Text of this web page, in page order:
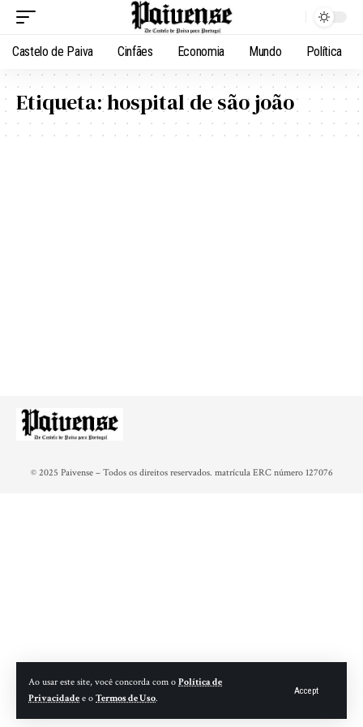
Ao usar este site, você concorda com o Política de
Privacidade e o Termos de Uso.
Accept
Castelo de Paiva Cinfães Economia Mundo Política
Etiqueta:hospital de são joão
© 2025 Paivense – Todos os direitos reservados. matrícula ERC número 127076